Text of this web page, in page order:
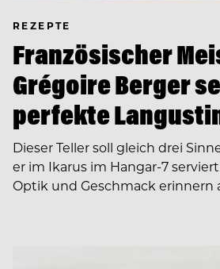
REZEPTE
Französischer
Grégoire Berger
perfekte
Dieser Teller soll gleich drei
er im Ikarus im Hangar-7
Optik und Geschmack erinnern